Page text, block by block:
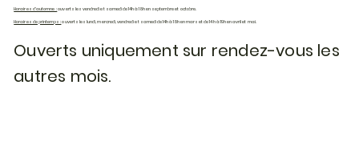
Horaires d'automne :ouverts les vendredi et samedi de 14h à 18h en septembre et octobre.
Horaires de printemps :ouverts les lundi, mercredi, vendredi et samedi de 14h à 18h en mars et de 14h à 19h en avril et mai.
Ouverts uniquement sur rendez-vous les
autres mois.